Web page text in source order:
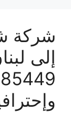
شركة
إلى